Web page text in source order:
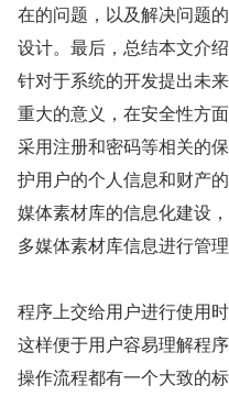
在的问题，以及解决问题
设计。最后，总结本文介
针对于系统的开发提出未
重大的意义，在安全性方
采用注册和密码等相关的
护用户的个人信息和财产
媒体素材库的信息化建设
多媒体素材库信息进行管理
程序上交给用户进行使用
这样便于用户容易理解程
操作流程都有一个大致的